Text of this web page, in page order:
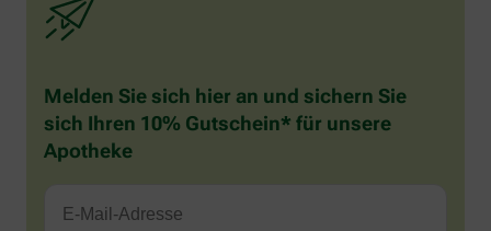
Melden Sie sich hier an und sichern Sie
sich Ihren 10% Gutschein* für unsere
Apotheke